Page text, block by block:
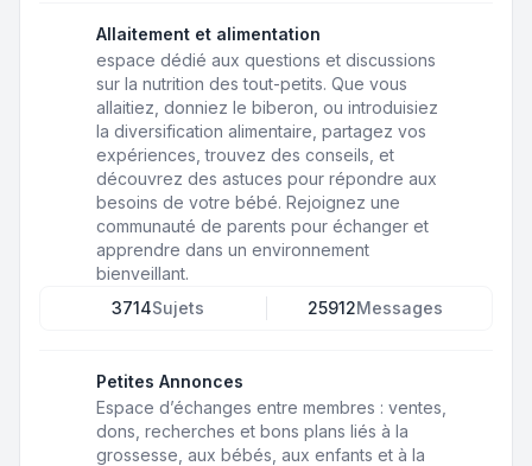
Allaitement et alimentation
espace dédié aux questions et discussions
sur la nutrition des tout-petits. Que vous
allaitiez, donniez le biberon, ou introduisiez
la diversification alimentaire, partagez vos
expériences, trouvez des conseils, et
découvrez des astuces pour répondre aux
besoins de votre bébé. Rejoignez une
communauté de parents pour échanger et
apprendre dans un environnement
bienveillant.
3714Sujets 25912Messages
Petites Annonces
Espace d’échanges entre membres : ventes,
dons, recherches et bons plans liés à la
grossesse, aux bébés, aux enfants et à la